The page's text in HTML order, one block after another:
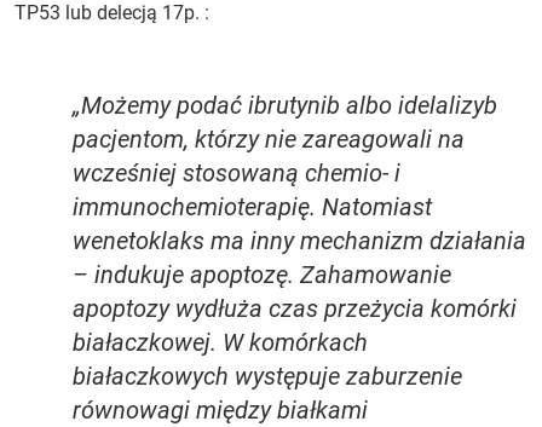
TP53 lub delecją 17p. :
„Możemy podać ibrutynib albo idelalizyb
pacjentom, którzy nie zareagowali na
wcześniej stosowaną chemio- i
immunochemioterapię. Natomiast
wenetoklaks ma inny mechanizm działania
– indukuje apoptozę. Zahamowanie
apoptozy wydłuża czas przeżycia komórki
białaczkowej. W komórkach
białaczkowych występuje zaburzenie
równowagi między białkami